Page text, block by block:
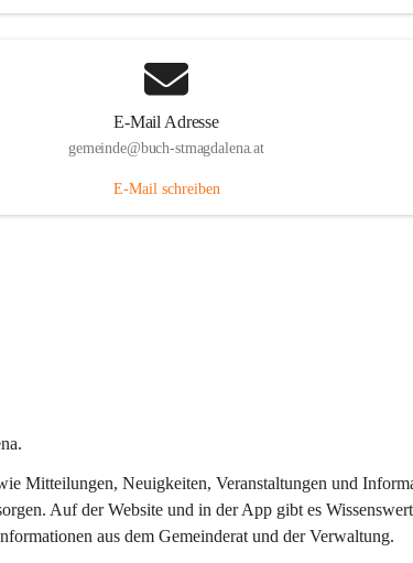
E-Mail Adresse
gemeinde@buch-stmagdalena.at
E-Mail schreiben
Mitteilungen, Neuigkeiten, Veranstaltungen und
Auf der Website und in der App gibt es
aus dem Gemeinderat und der Verwaltung.